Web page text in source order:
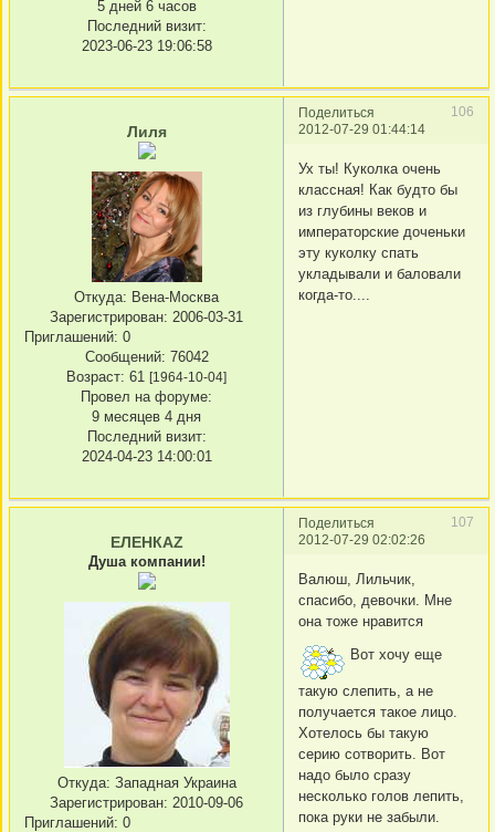
5 дней 6 часов
Последний визит:
2023-06-23 19:06:58
Поделиться
106
2012-07-29 01:44:14
Лиля
Откуда: Вена-Москва
Зарегистрирован: 2006-03-31
Приглашений: 0
Сообщений: 76042
Возраст: 61 [1964-10-04]
Провел на форуме:
9 месяцев 4 дня
Последний визит:
2024-04-23 14:00:01
Ух ты! Куколка очень
классная! Как будто бы
из глубины веков и
императорские доченьки
эту куколку спать
укладывали и баловали
когда-то....
Поделиться
107
2012-07-29 02:02:26
ЕЛЕНКАZ
Душа компании!
Откуда: Западная Украина
Зарегистрирован: 2010-09-06
Приглашений: 0
Валюш, Лильчик,
спасибо, девочки. Мне
она тоже нравится
Вот хочу еще
такую слепить, а не
получается такое лицо.
Хотелось бы такую
серию сотворить. Вот
надо было сразу
несколько голов лепить,
пока руки не забыли.